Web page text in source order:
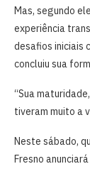
Mas, segundo
experiência
desafios iniciais
concluiu sua
“Sua
tiveram muito a
Neste sábado,
Fresno